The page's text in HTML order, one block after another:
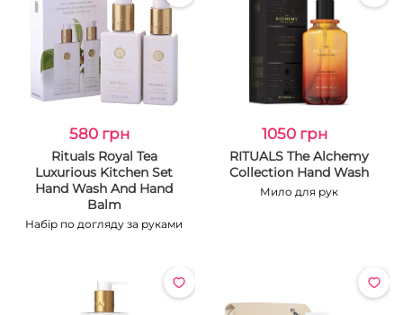
580 грн
Rituals Royal Tea
Luxurious Kitchen Set
Hand Wash And Hand
Balm
Набір по догляду за руками
1050 грн
RITUALS The Alchemy
Collection Hand Wash
Мило для рук